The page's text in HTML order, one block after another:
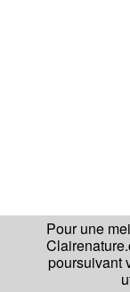
Pour une
poursuivant